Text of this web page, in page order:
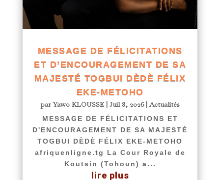
MESSAGE DE FÉLICITATIONS
ET D’ENCOURAGEMENT DE SA
MAJESTÉ TOGBUI DÈDÈ FÉLIX
EKE-METOHO
parYawo KLOUSSE| Juil 8, 2026|Actualités
MESSAGE DE FÉLICITATIONS ET
D'ENCOURAGEMENT DE SA MAJESTÉ
TOGBUI DÈDÈ FÉLIX EKE-METOHO
afriquenligne.tg La Cour Royale de
Koutsin (Tohoun) a...
lire plus